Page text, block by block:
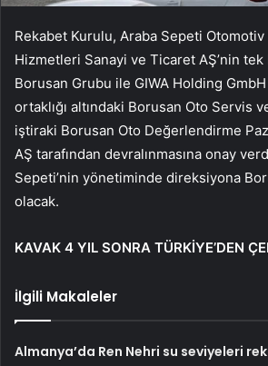
Rekabet Kurulu, Araba Sepeti Otomotiv
Hizmetleri Sanayi ve Ticaret AŞ’nin
Borusan Grubu ile GIWA Holding GmbH
ortaklığı altındaki Borusan Oto Servis
iştiraki Borusan Oto Değerlendirme
AŞ tarafından devralınmasına onay
Sepeti’nin yönetiminde direksiyona
olacak.
KAVAK 4 YIL SONRA TÜRKİYE’DEN
İlgili Makaleler
Almanya’da Ren Nehri su seviyeleri